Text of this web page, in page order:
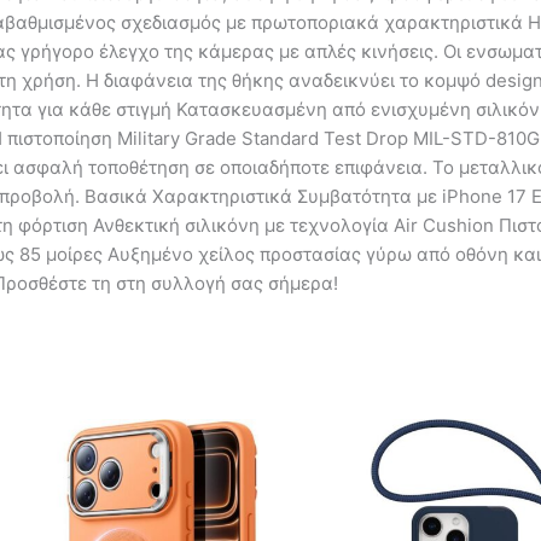
σχεδιασμός με πρωτοποριακά χαρακτηριστικά
γρήγορο έλεγχο της κάμερας με απλές κινήσεις. Οι
χρήση. Η διαφάνεια της θήκης αναδεικνύει το κομψό
για κάθε στιγμή Κατασκευασμένη από ενισχυμένη
Military Grade Standard Test Drop MIL-STD-
ασφαλή τοποθέτηση σε οποιαδήποτε επιφάνεια. Το
Βασικά Χαρακτηριστικά Συμβατότητα με iPhone
φόρτιση Ανθεκτική σιλικόνη με τεχνολογία Air Cushion
85 μοίρες Αυξημένο χείλος προστασίας γύρω από οθόνη
τη στη συλλογή σας σήμερα!